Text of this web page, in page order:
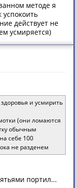
методе я
успокоить
действует не
усмиряется)
и усмирить
(они ломаются
обычным
себе 100
не разденем
портил...